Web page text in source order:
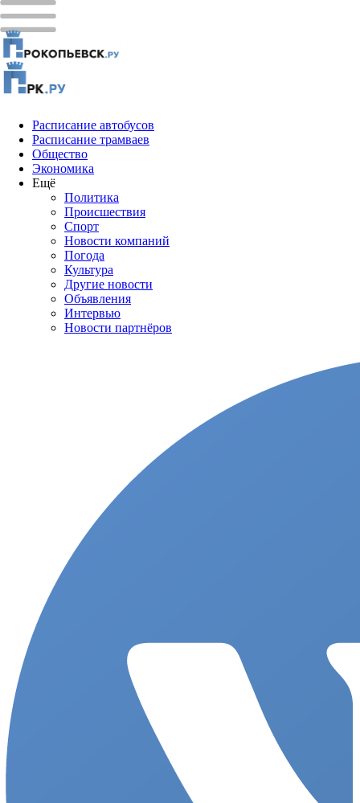
Расписание автобусов
Расписание трамваев
Общество
Экономика
Ещё
Политика
Проиcшествия
Спорт
Новости компаний
Погода
Культура
Другие новости
Объявления
Интервью
Новости партнёров